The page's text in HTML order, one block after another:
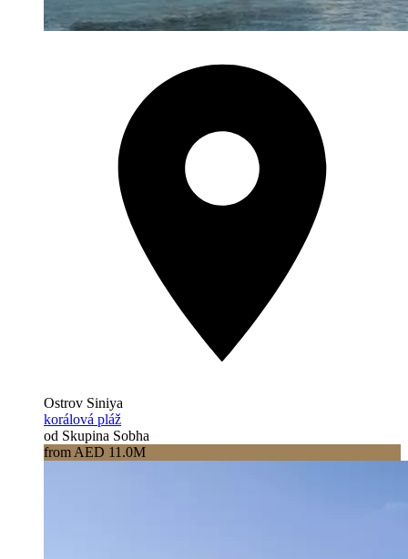
Ostrov Siniya
korálová pláž
od Skupina Sobha
from AED 11.0M